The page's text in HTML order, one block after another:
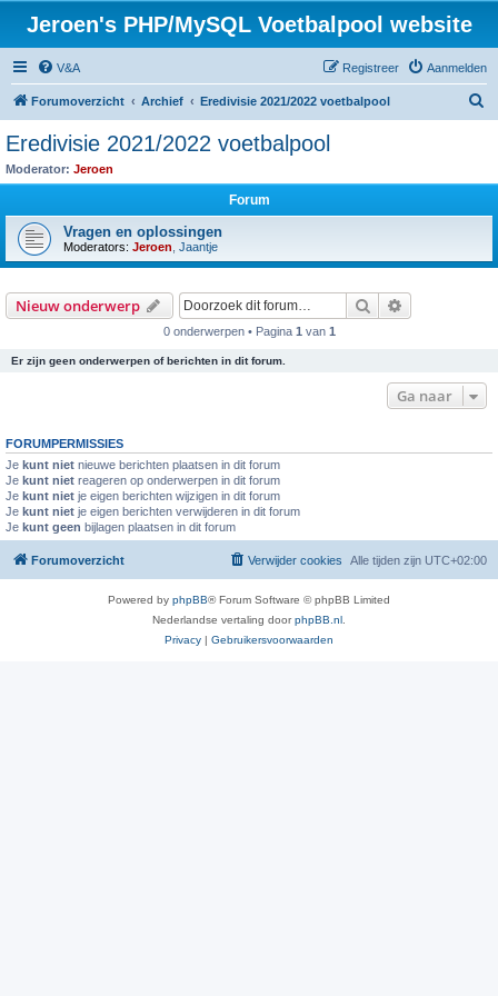
Jeroen's PHP/MySQL Voetbalpool website
V&A Aanmelden
Registreer
Forumoverzicht Archief Eredivisie 2021/2022 voetbalpool
Eredivisie 2021/2022 voetbalpool
Moderator: Jeroen
Forum
Vragen en oplossingen
Moderators: Jeroen Jaantje
Nieuw onderwerp Zoek
0 onderwerpen • Pagina 1 van 1
Er zijn geen onderwerpen of berichten in dit forum.
Ga naar
FORUMPERMISSIES
Je kunt niet nieuwe berichten plaatsen in dit forum
Je kunt niet reageren op onderwerpen in dit forum
Je kunt niet je eigen berichten wijzigen in dit forum
Je kunt niet je eigen berichten verwijderen in dit forum
Je kunt geen bijlagen plaatsen in dit forum
Forumoverzicht Alle tijden zijn UTC+02:00
Verwijder cookies
Powered by phpBB® Forum Software © phpBB Limited
Nederlandse vertaling doorphpBB.nl
Privacy | Gebruikersvoorwaarden